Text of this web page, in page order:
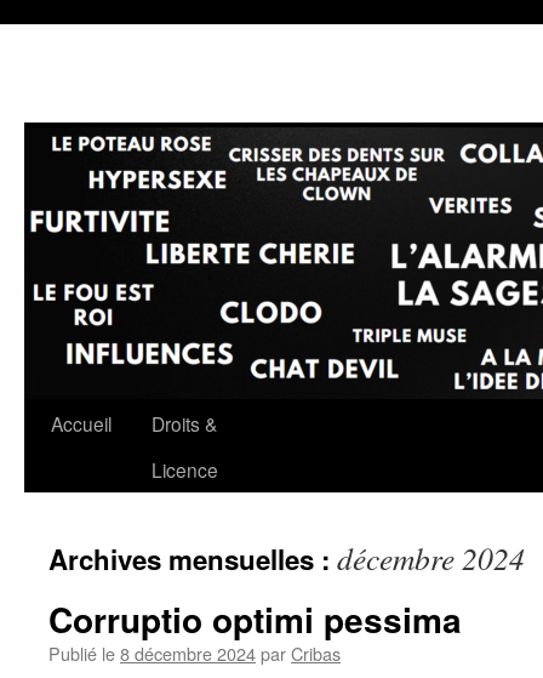
Aller
Accueil
Droits &
Licence
Archives mensuelles : décembre 2024
Corruptio optimi pessima
Publié le8 décembre 2024parCribas